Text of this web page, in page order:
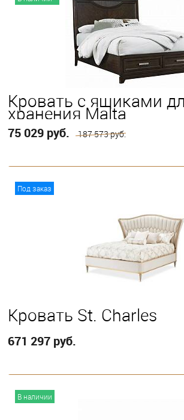
Выберите
Queen Twin
Кровать с ящиками
хранения Malta
75 029 руб. 187 573 руб.
Под заказ
Кровать St. Charles
671 297 руб.
В наличии